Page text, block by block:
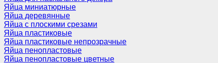
Яйца миниатюрные
Яйца деревянные
Яйца с плоскими срезами
Яйца пластиковые
Яйца пластиковые непрозрачные
Яйца пенопластовые
Яйца пенопластовые цветные